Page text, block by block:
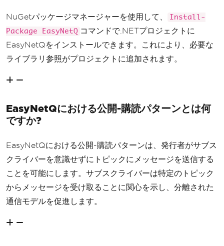
NuGetパッケージマネージャーを使用して、
Install-
Package EasyNetQ コマンドで.NETプロジェクトに
EasyNetQをインストールできます。これにより、必要な
ライブラリ参照がプロジェクトに追加されます。
EasyNetQにおける公開-購読パターンとは何
ですか?
EasyNetQにおける公開-購読パターンは、発行者がサブス
クライバーを意識せずにトピックにメッセージを送信する
ことを可能にします。サブスクライバーは特定のトピック
からメッセージを受け取ることに関心を示し、分離された
通信モデルを促進します。